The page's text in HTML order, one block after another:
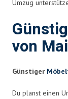
Umzug
von
Günstiger
Du planst einen